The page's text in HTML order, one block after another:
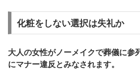
化粧をしない選択は失礼か
大人の女性がノーメイクで葬儀に参
にマナー違反とみなされます。